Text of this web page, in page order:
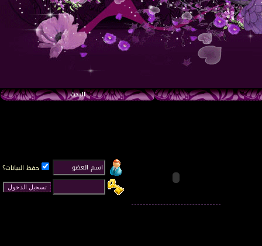
البحث
حفظ البيانات؟